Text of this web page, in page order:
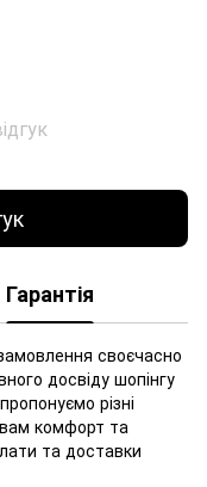
Гарантія
своєчасно
досвіду шопінгу
різні
комфорт та
та доставки